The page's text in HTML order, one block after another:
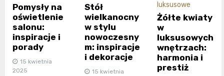
Pomysły na
oświetlenie
salonu:
inspiracje i
porady
15 kwietnia
2025
Stół
wielkanocny
w stylu
nowoczesny
m: inspiracje
i dekoracje
15 kwietnia
luksusowe
Żółte kwiaty
w
luksusowych
wnętrzach:
harmonia i
prestiż